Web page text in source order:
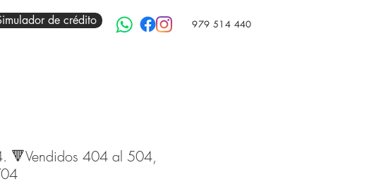
de crédito 979 514 440
404 al 504,